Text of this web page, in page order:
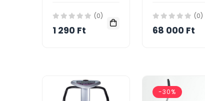
(0)
1 290 Ft
(0)
68 000 Ft
-30%